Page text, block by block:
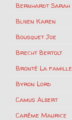
Bernhardt Sarah
Blixen Karen
Bousquet Joe
Brecht Bertolt
Brontë La famille
Byron Lord
Camus Albert
Carême Maurice